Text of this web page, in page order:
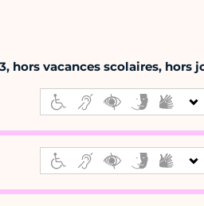
hors vacances scolaires, hors